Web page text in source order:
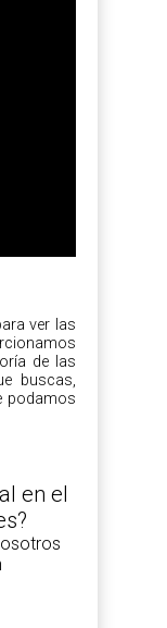
ver las
de las
buscas,
podamos
en el